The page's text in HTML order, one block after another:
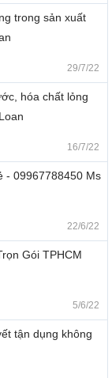
trong sản xuất
29/7/22
hóa chất lỏng
16/7/22
- 09967788450 Ms
22/6/22
Gói TPHCM
5/6/22
tận dụng không